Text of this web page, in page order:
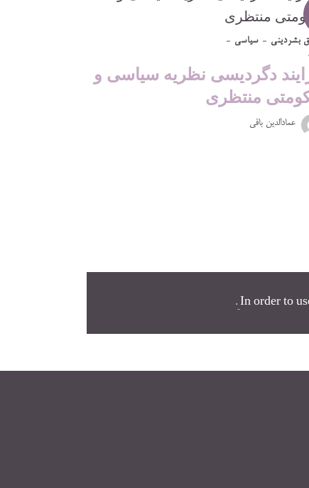
بشردینی سیاسی
دگردیسی نظریه سیاسی و
منتظری
عمادالدین باقی
In order to
.